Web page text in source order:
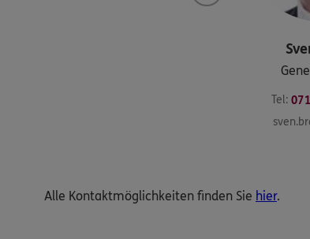
Tel:
Alle Kontaktmöglichkeiten finden Sie hier.